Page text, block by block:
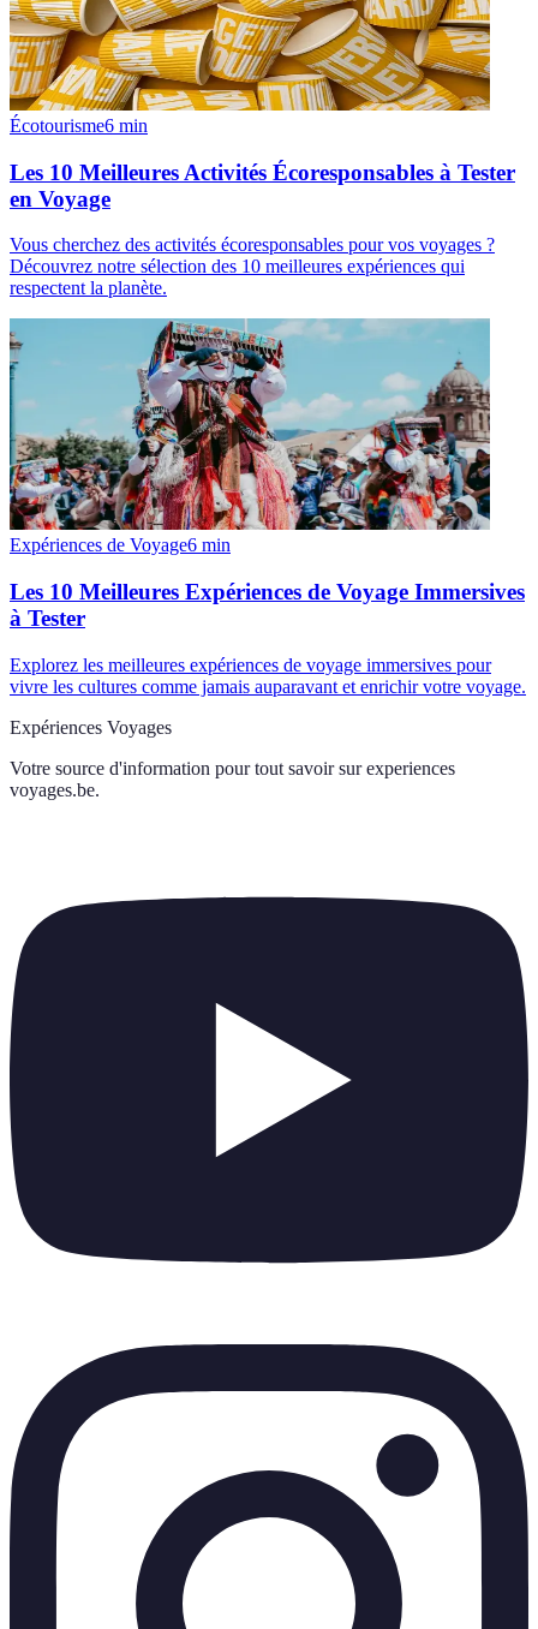
Écotourisme6 min
Les 10 Meilleures Activités Écoresponsables à Tester
en Voyage
Vous cherchez des activités écoresponsables pour vos voyages ?
Découvrez notre sélection des 10 meilleures expériences qui
respectent la planète.
Expériences de Voyage6 min
Les 10 Meilleures Expériences de Voyage Immersives
à Tester
Explorez les meilleures expériences de voyage immersives pour
vivre les cultures comme jamais auparavant et enrichir votre voyage.
Expériences Voyages
Votre source d'information pour tout savoir sur experiences
voyages.be.